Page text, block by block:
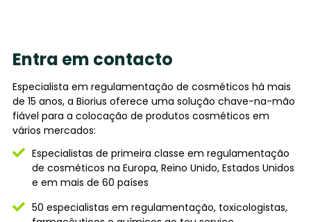
Entra em contacto
Especialista em regulamentação de cosméticos há mais
de 15 anos, a Biorius oferece uma solução chave-na-mão
fiável para a colocação de produtos cosméticos em
vários mercados:
Especialistas de primeira classe em regulamentação
de cosméticos na Europa, Reino Unido, Estados Unidos
e em mais de 60 países
50 especialistas em regulamentação, toxicologistas,